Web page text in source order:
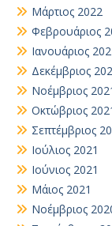
Μάρτιος 2022
Φεβρουάριος
Ιανουάριος
Δεκέμβριος
Νοέμβριος
Οκτώβριος
Σεπτέμβριος
Ιούλιος 2021
Ιούνιος 2021
Μάιος 2021
Νοέμβριος